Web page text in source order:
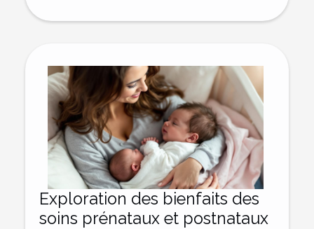
Exploration des bienfaits des
soins prénataux et postnataux